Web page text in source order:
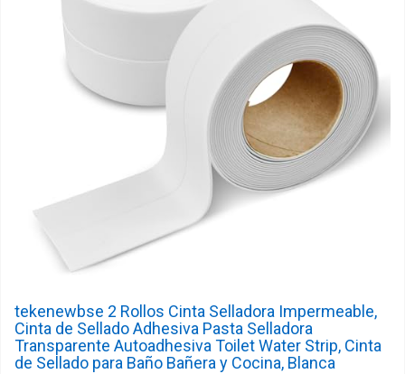
tekenewbse 2 Rollos Cinta Selladora Impermeable,
Cinta de Sellado Adhesiva Pasta Selladora
Transparente Autoadhesiva Toilet Water Strip, Cinta
de Sellado para Baño Bañera y Cocina, Blanca